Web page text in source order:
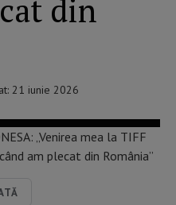
din
21 iunie 2026